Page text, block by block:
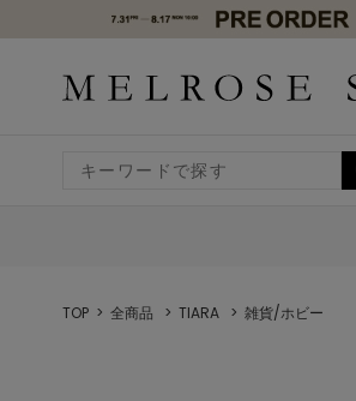
TOP 全商品 TIARA 雑貨/ホビー